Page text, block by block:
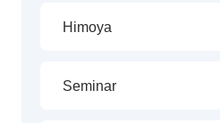
Himoya
Seminar